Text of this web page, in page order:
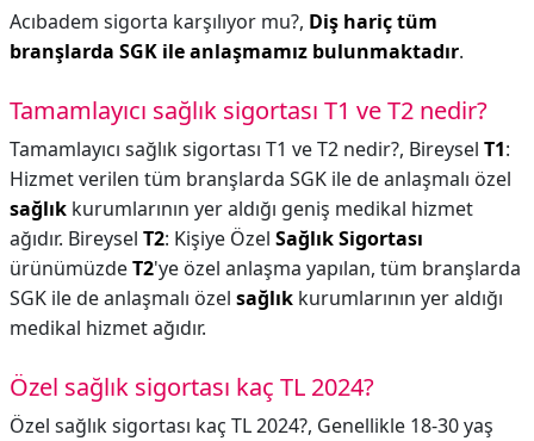
Acıbadem sigorta karşılıyor mu?, Diş hariç tüm
branşlarda SGK ile anlaşmamız bulunmaktadır.
Tamamlayıcı sağlık sigortası T1 ve T2 nedir?
Tamamlayıcı sağlık sigortası T1 ve T2 nedir?, Bireysel T1:
Hizmet verilen tüm branşlarda SGK ile de anlaşmalı özel
sağlık kurumlarının yer aldığı geniş medikal hizmet
ağıdır. Bireysel T2: Kişiye Özel Sağlık Sigortası
ürünümüzdeT2'ye özel anlaşma yapılan, tüm branşlarda
SGK ile de anlaşmalı özel sağlık kurumlarının yer aldığı
medikal hizmet ağıdır.
Özel sağlık sigortası kaç TL 2024?
Özel sağlık sigortası kaç TL 2024?, Genellikle 18-30 yaş